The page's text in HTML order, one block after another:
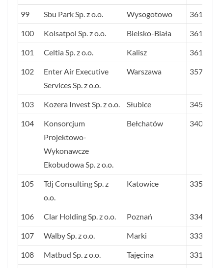
99 Sbu Park Sp. z o.o. Wysogotowo 3618
100 Kolsatpol Sp. z o.o. Bielsko-Biała 3612
101 Celtia Sp. z o.o. Kalisz 3612
102
Enter Air Executive
Services Sp. z o.o.
Warszawa 3578
103 Kozera Invest Sp. z o.o. Słubice 3459
104
Konsorcjum
Projektowo-
Wykonawcze
Ekobudowa Sp. z o.o.
Bełchatów 3400
105
Tdj Consulting Sp. z
o.o.
Katowice 3359
106 Clar Holding Sp. z o.o. Poznań 3342
107 Walby Sp. z o.o. Marki 3330
108 Matbud Sp. z o.o. Tajęcina 3316